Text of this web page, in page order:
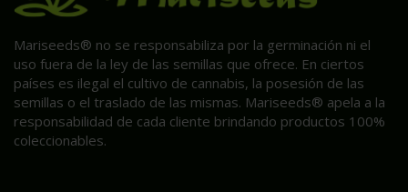
Mariseeds® no se responsabiliza por la germinación ni el
uso fuera de la ley de las semillas que ofrece. En ciertos
países es ilegal el cultivo de cannabis, la posesión de las
semillas o el traslado de las mismas. Mariseeds® apela a la
responsabilidad de cada cliente brindando productos 100%
coleccionables.